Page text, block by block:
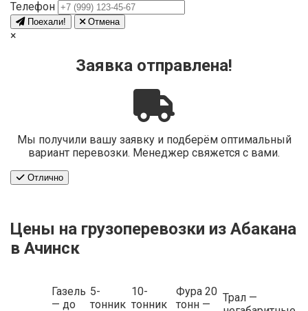
Телефон
Поехали! Отмена
×
Заявка отправлена!
Мы получили вашу заявку и подберём оптимальный
вариант перевозки. Менеджер свяжется с вами.
Отлично
Цены на грузоперевозки из Абакана
в Ачинск
Газель
— до
5-
тонник
10-
тонник
Фура 20
тонн —
Трал —